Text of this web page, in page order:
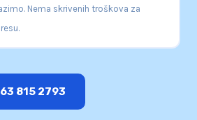
Nema skrivenih troškova za
815 2793